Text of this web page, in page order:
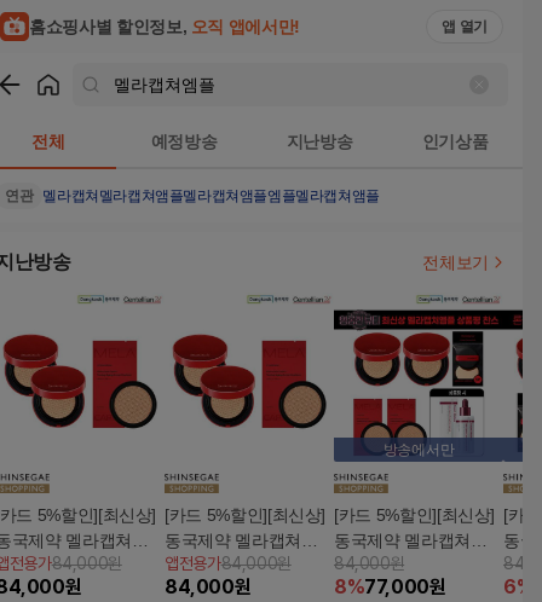
홈쇼핑사별 할인정보, 오직 앱에서만! 앱 열기
전체 예정방송 지난방송 인기상품
연관 멜라캡쳐 멜라캡쳐앰플멜라캡쳐앰플엠플멜라캡쳐앰플
난방송 전체보기
드 5%할인][최신상]
국제약 멜라캡쳐쿠
23호 본품 15g*2 +
필15g*1
전용가84,000원
원
[카드 5%할인][최신상]
동국제약 멜라캡쳐쿠
션 21호 본품 15g*2 +
리필15g*1
앱전용가84,000원
84,000원
방송에서만
[카드 5%할인][최신상]
동국제약 멜라캡쳐쿠
션 본품 15g*2 + 리필1
5g*2 + 퍼프2 + (상품
84,000원
8%77,000원
[카
동국
션
5g*2
6%